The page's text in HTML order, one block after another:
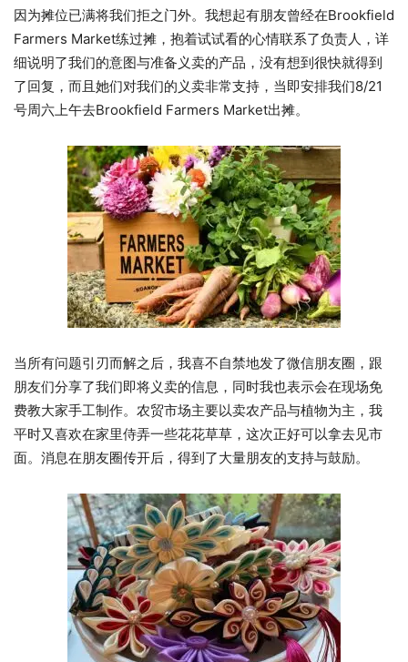
因为摊位已满将我们拒之门外。我想起有朋友曾经在Brookfield
Farmers Market练过摊，抱着试试看的心情联系了负责人，详
细说明了我们的意图与准备义卖的产品，没有想到很快就得到
了回复，而且她们对我们的义卖非常支持，当即安排我们8/21
号周六上午去Brookfield Farmers Market出摊。
当所有问题引刃而解之后，我喜不自禁地发了微信朋友圈，跟
朋友们分享了我们即将义卖的信息，同时我也表示会在现场免
费教大家手工制作。农贸市场主要以卖农产品与植物为主，我
平时又喜欢在家里侍弄一些花花草草，这次正好可以拿去见市
面。消息在朋友圈传开后，得到了大量朋友的支持与鼓励。